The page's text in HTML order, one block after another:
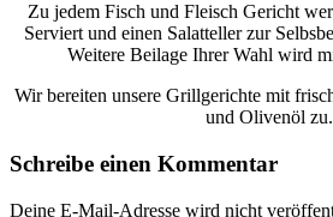
Zu jedem Fisch und Fleisch Gericht
Serviert und einen Salatteller zur
Weitere Beilage Ihrer Wahl wird
Wir bereiten unsere Grillgerichte mit
und Olivenöl zu.
Schreibe einen Kommentar
Deine E-Mail-Adresse wird nicht